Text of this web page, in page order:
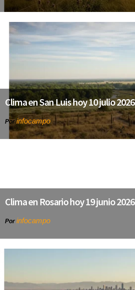
Clima en San Luis hoy 10 julio 2026
Porinfocampo
Clima en Rosario hoy 19 junio 2026
Por infocampo